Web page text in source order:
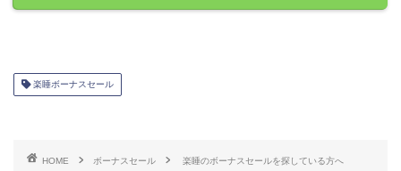
楽睡ボーナスセール
HOME ボーナスセール 楽睡のボーナスセールを探している方へ